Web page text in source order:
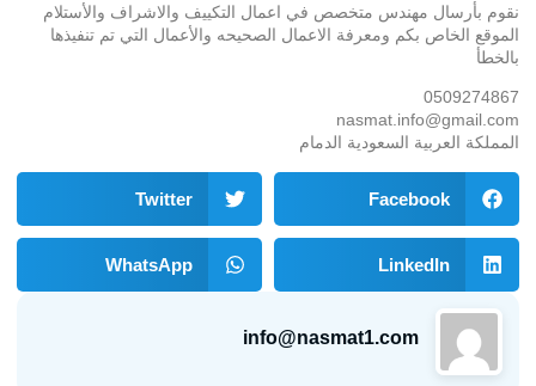
نقوم بأرسال مهندس متخصص في اعمال التكييف والاشراف والأستلام
الموقع الخاص بكم ومعرفة الاعمال الصحيحه والأعمال التي تم تنفيذها
بالخطأ
0509274867
nasmat.info@gmail.com
المملكة العربية السعودية الدمام
Facebook
Twitter
LinkedIn
WhatsApp
info@nasmat1.com